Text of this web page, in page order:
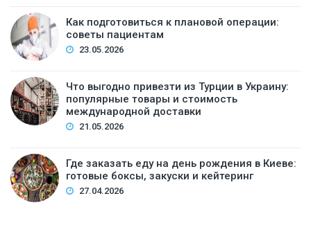
Как подготовиться к плановой операции:
советы пациентам
23.05.2026
Что выгодно привезти из Турции в Украину:
популярные товары и стоимость
международной доставки
21.05.2026
Где заказать еду на день рождения в Киеве:
готовые боксы, закуски и кейтеринг
27.04.2026